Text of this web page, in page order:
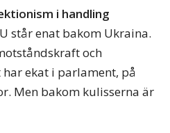
i handling
står enat bakom Ukraina.
och
ekat i parlament, på
Men bakom kulisserna är